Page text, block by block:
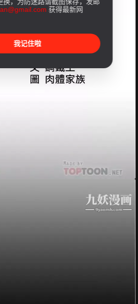
获得最新网
我记住啦